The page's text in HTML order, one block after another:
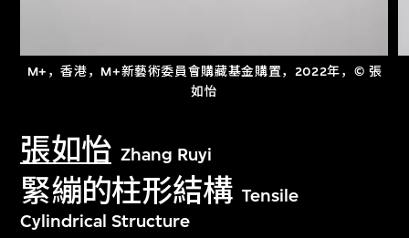
M+，香港，M+新藝術委員會購藏基金購置，2022年，© 張
如怡
張如怡 Zhang Ruyi
緊繃的柱形結構 Tensile
Cylindrical Structure
探索世界顶级的二十及二十一世纪视觉